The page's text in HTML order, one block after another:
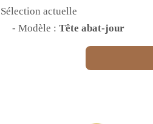
Sélection actuelle
- Modèle : Tête abat-jour